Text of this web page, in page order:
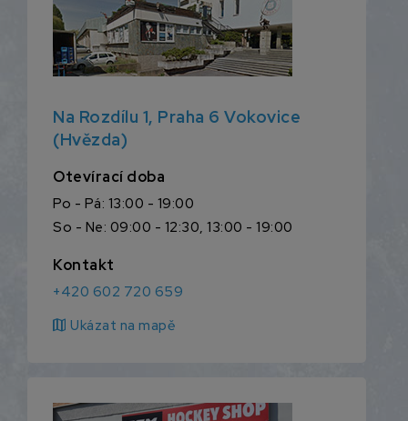
Na Rozdílu 1, Praha 6 Vokovice
(Hvězda)
Otevírací doba
Po - Pá: 13:00 - 19:00
So - Ne: 09:00 - 12:30, 13:00 - 19:00
Kontakt
+420 602 720 659
map Ukázat na mapě